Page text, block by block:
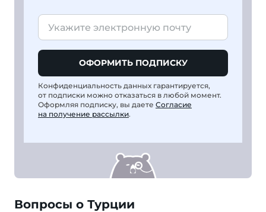
ОФОРМИТЬ ПОДПИСКУ
Конфиденциальность данных гарантируется,
от подписки можно отказаться в любой момент.
Оформляя подписку, вы даете Согласие
на получение рассылки.
Вопросы о Турции